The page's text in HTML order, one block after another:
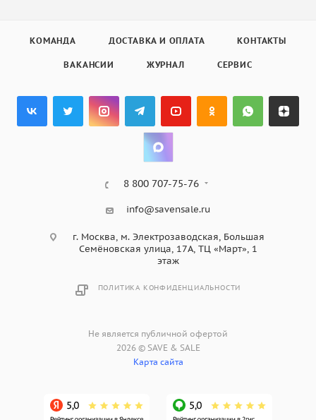
КОМАНДА ДОСТАВКА И ОПЛАТА КОНТАКТЫ
ВАКАНСИИ ЖУРНАЛ СЕРВИС
8 800 707-75-76
info@savensale.ru
г. Москва, м. Электрозаводская, Большая
Семёновская улица, 17А, ТЦ «Март», 1
этаж
ПОЛИТИКА КОНФИДЕНЦИАЛЬНОСТИ
Не является публичной офертой
2026 © SAVE & SALE
Карта сайта